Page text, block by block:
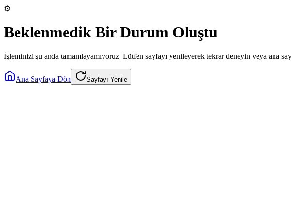
⚙️
Beklenmedik Bir Durum Oluştu
İşleminizi şu anda tamamlayamıyoruz. Lütfen sayfayı yenileyerek tekrar deneyin veya ana
Ana Sayfaya Dön Sayfayı Yenile